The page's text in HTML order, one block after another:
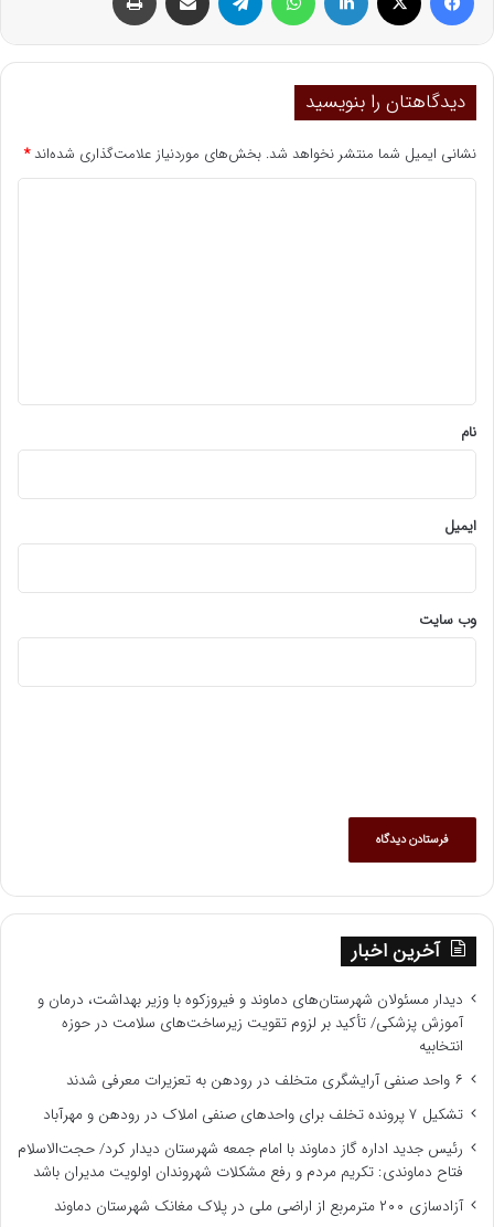
دیدگاهتان را بنویسید
نشانی ایمیل شما منتشر نخواهد شد. بخش‌های موردنیاز علامت‌گذاری شده‌اند*
نام
ایمیل
وب‌ سایت
آخرین اخبار
دیدار مسئولان شهرستان‌های دماوند و فیروزکوه با وزیر بهداشت، درمان و
آموزش پزشکی/ تأکید بر لزوم تقویت زیرساخت‌های سلامت در حوزه
انتخابیه
۶ واحد صنفی آرایشگری متخلف در رودهن به تعزیرات معرفی شدند
تشکیل ۷ پرونده تخلف برای واحدهای صنفی املاک در رودهن و مهرآباد
رئیس جدید اداره گاز دماوند با امام جمعه شهرستان دیدار کرد/ حجت‌الاسلام
فتاح دماوندی: تکریم مردم و رفع مشکلات شهروندان اولویت مدیران باشد
آزادسازی ۲۰۰ مترمربع از اراضی ملی در پلاک مغانک شهرستان دماوند